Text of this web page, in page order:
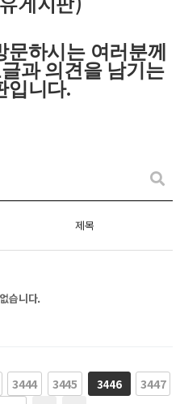
하시는 여러분께
과의견을 남기는
입니다.
제목
습니다.
3444 3445 3446
3447